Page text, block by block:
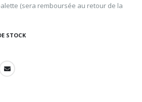
(sera remboursée au retour de la
STOCK